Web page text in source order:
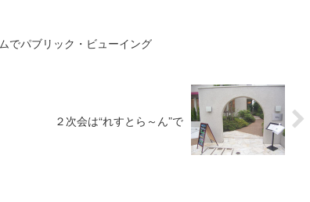
でパブリック・ビューイング
２次会は“れすとら～ん”で